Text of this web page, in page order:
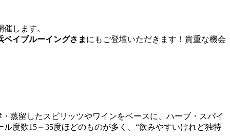
します。
ベイブルーイングさま にもご登壇いただきます！貴重な機会
蒸留したスピリッツやワインをベースに、ハーブ・スパイ
度数15～35度ほどのものが多く、“飲みやすいけれど独特